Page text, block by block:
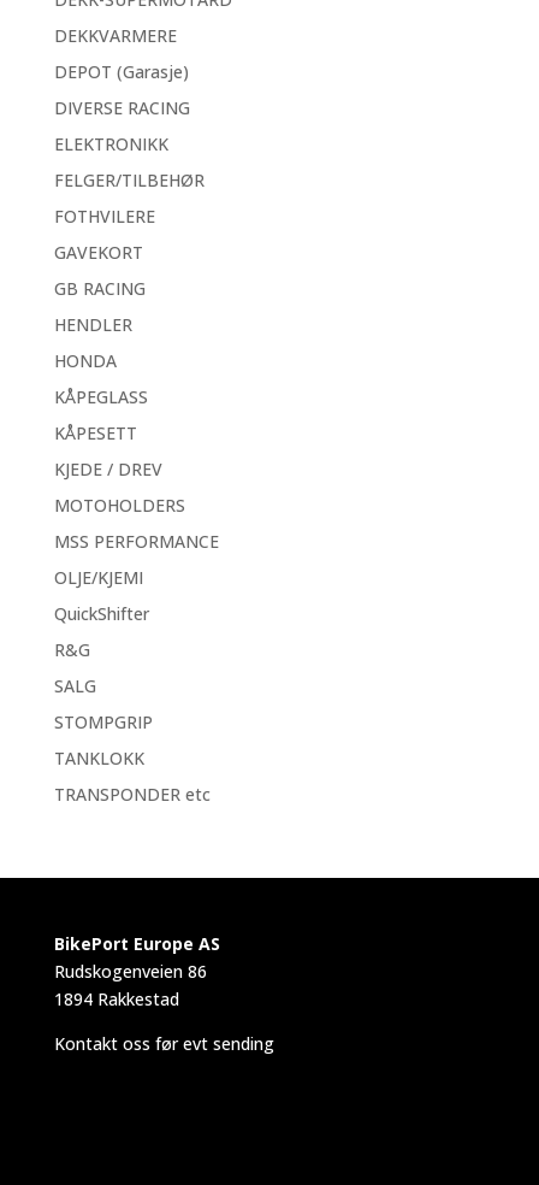
DEKKVARMERE
DEPOT (Garasje)
DIVERSE RACING
ELEKTRONIKK
FELGER/TILBEHØR
FOTHVILERE
GAVEKORT
GB RACING
HENDLER
HONDA
KÅPEGLASS
KÅPESETT
KJEDE / DREV
MOTOHOLDERS
MSS PERFORMANCE
OLJE/KJEMI
QuickShifter
R&G
SALG
STOMPGRIP
TANKLOKK
TRANSPONDER etc
BikePort Europe AS
Rudskogenveien 86
1894 Rakkestad
Kontakt oss før evt sending